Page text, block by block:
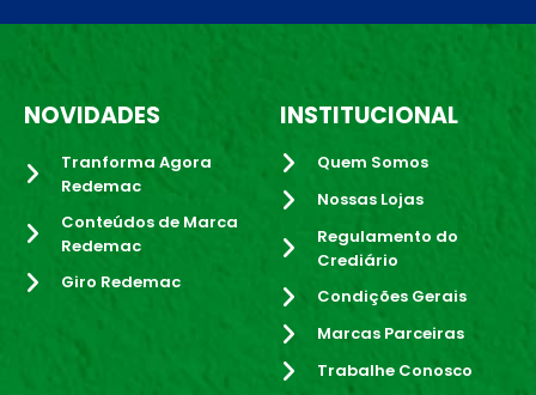
NOVIDADES
Tranforma Agora
Redemac
Conteúdos de Marca
Redemac
Giro Redemac
INSTITUCIONAL
Quem Somos
Nossas Lojas
Regulamento do
Crediário
Condições Gerais
Marcas Parceiras
Trabalhe Conosco